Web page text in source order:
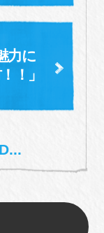
力に
！」